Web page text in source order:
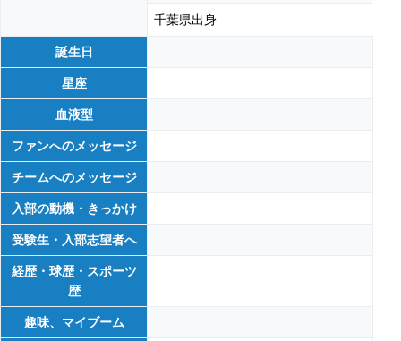
千葉県出身
誕生日
星座
血液型
ファンへのメッセージ
チームへのメッセージ
入部の動機・きっかけ
受験生・入部志望者へ
経歴・球歴・スポーツ
歴
趣味、マイブーム